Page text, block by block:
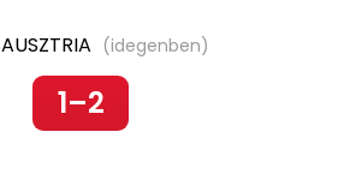
AUSZTRIA (idegenben)
1–2